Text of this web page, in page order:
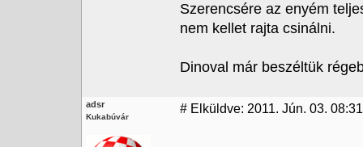
Szerencsére az enyém
nem kellet rajta csinálni.
Dinoval már beszéltük
adsr
Kukabúvár
# Elküldve: 2011. Jún. 03. 08:31